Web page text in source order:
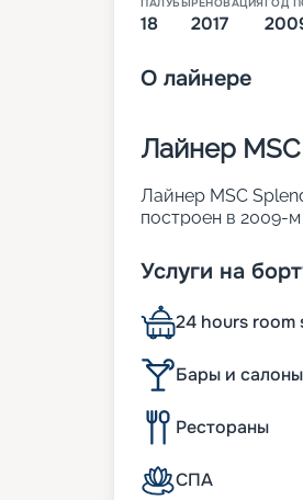
ПАЛУБЫ
18
РЕНОВАЦИЯ
2017
ГОД
О лайнере
Лайнер
Лайнер MSC
построен в 2009-
• ширина – 38 м;
• длина – 333 м;
• водоизмещение –
• осадка – 8,3 м;
• вместимость – 3
К услугам
18 палуб
Каюты различны
Услуги на
24 hours room
Бары и салоны
Рестораны
СПА